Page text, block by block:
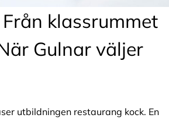
klassrummet
Gulnar väljer
utbildningen restaurang kock. En